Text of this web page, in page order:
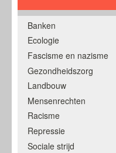
Banken
Ecologie
Fascisme en nazisme
Gezondheidszorg
Landbouw
Mensenrechten
Racisme
Repressie
Sociale strijd